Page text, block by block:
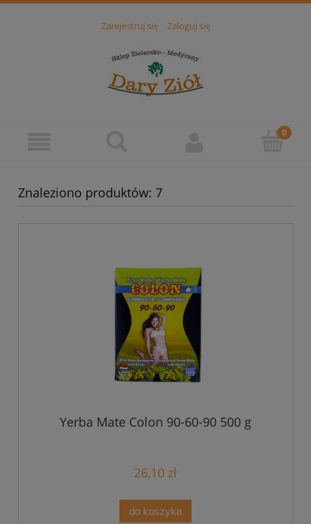
Zarejestruj się Zaloguj się
Znaleziono produktów: 7
Yerba Mate Colon 90-60-90 500 g
26,10 zł
do koszyka